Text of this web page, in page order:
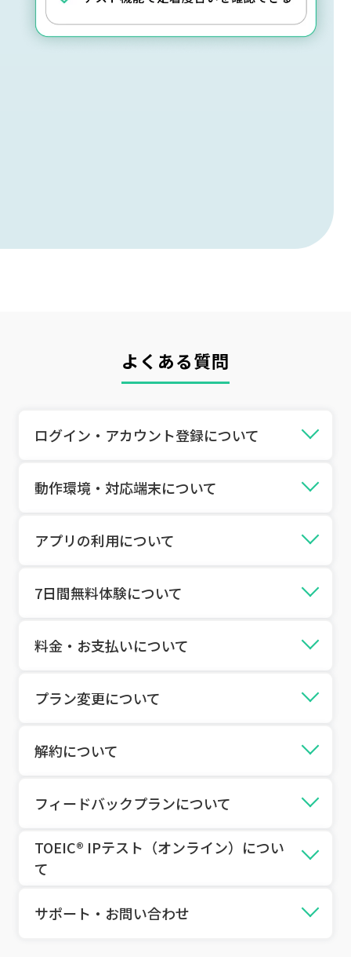
よくある質問
ログイン・アカウント登録について
Q
ログインできません。どうすれば
いいですか？
Q
Webマイページはどこからアクセ
Q
か？
せん。
Q
ENGLISH COMPANY MOBILE」
動作環境・対応端末について
Q
対応しているOS・端末を教えてく
ださい。
Q 複数端末で使えますか？
Q タブレット端末は使えますか？
アプリの利用について
Q
学習できる教材はどれくらいあり
ますか？
Q 学習データは保存されますか？
Q
機種変更した場合どうなります
Q
7日間無料体験について
Q
7日間無料体験は誰でも利用でき
ますか？
Q 無料期間はいつまでですか？
Q
無料期間中に解約すれば課金され
料金・お支払いについて
Q
サブスクリプションとは何です
か？
Q 支払い方法は何がありますか？
Q 料金はいつ請求されますか？
Q 更新日はどこで確認できますか？
Q 支払いができません。
プラン変更について
Q
途中でプランの変更はできます
か？
解約について
Q 解約はどこからできますか？
Q
解約したらすぐに使えなくなりま
Q 解約後に再登録できますか？
フィードバックプランについて
Q
シャドーイングの送信回数や提出
Q
シャドーイングのフィードバック
TOEIC® IPテスト（オンライン）につい
て
Q
TOEIC® IPテスト（オンライン）
について教えてください。
サポート・お問い合わせ